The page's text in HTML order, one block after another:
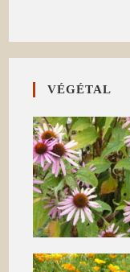
VÉGÉTAL